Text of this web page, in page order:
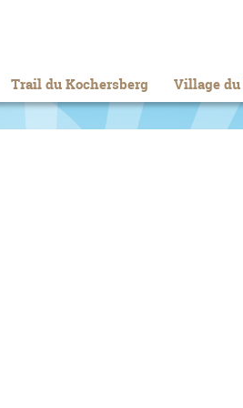
Trail du Kochersberg Village